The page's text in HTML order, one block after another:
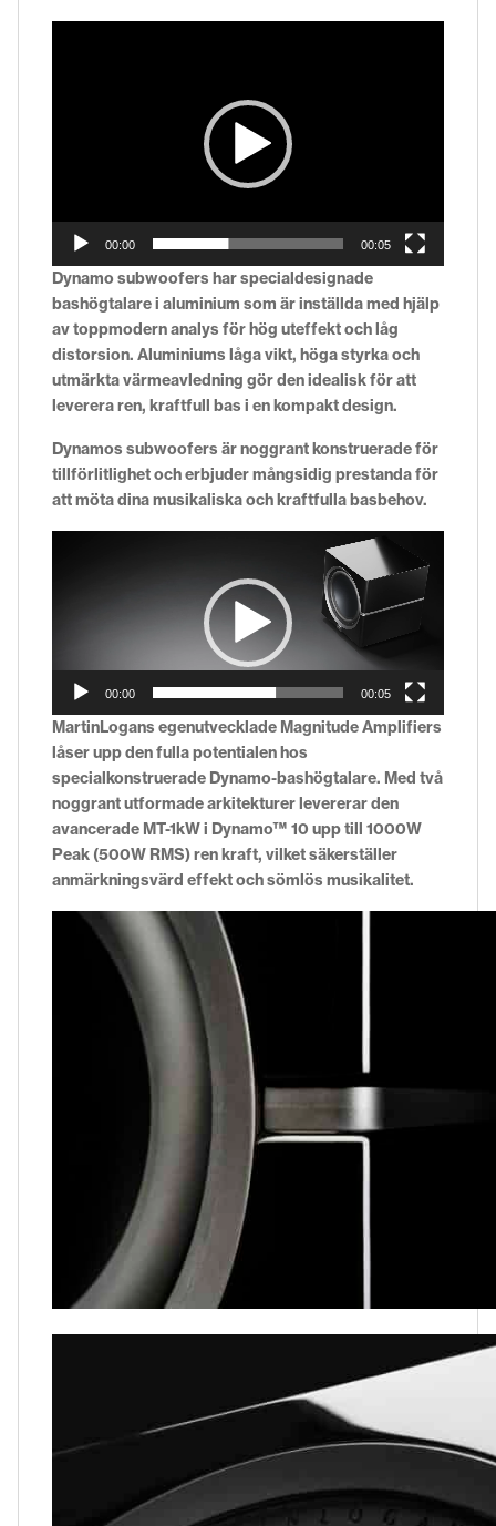
00:00 00:05
Dynamo subwoofers har specialdesignade
bashögtalare i aluminium som är inställda med hjälp
av toppmodern analys för hög uteffekt och låg
distorsion. Aluminiums låga vikt, höga styrka och
utmärkta värmeavledning gör den idealisk för att
leverera ren, kraftfull bas i en kompakt design.
Dynamos subwoofers är noggrant konstruerade för
tillförlitlighet och erbjuder mångsidig prestanda för
att möta dina musikaliska och kraftfulla basbehov.
00:00 00:05
MartinLogans egenutvecklade Magnitude Amplifiers
låser upp den fulla potentialen hos
specialkonstruerade Dynamo-bashögtalare. Med två
noggrant utformade arkitekturer levererar den
avancerade MT-1kW i Dynamo™ 10 upp till 1000W
Peak (500W RMS) ren kraft, vilket säkerställer
anmärkningsvärd effekt och sömlös musikalitet.